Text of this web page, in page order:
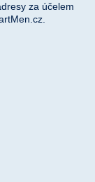
za účelem